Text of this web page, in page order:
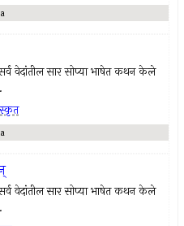
सर्व वेदांतील सार सोप्या भाषेत कथन केले
सर्व वेदांतील सार सोप्या भाषेत कथन केले